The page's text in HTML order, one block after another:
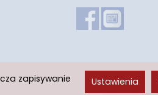
zapisywanie Ustawienia